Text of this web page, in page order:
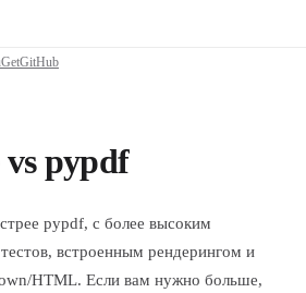
GitHub
pypdf
pypdf, с более высоким
встроенным рендерингом и
HTML. Если вам нужно больше,